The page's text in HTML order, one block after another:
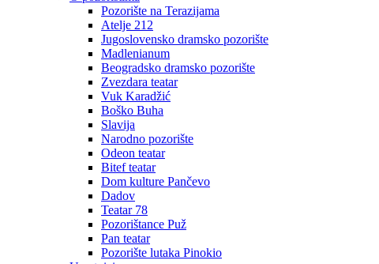
Pozorište na Terazijama
Atelje 212
Jugoslovensko dramsko pozorište
Madlenianum
Beogradsko dramsko pozorište
Zvezdara teatar
Vuk Karadžić
Boško Buha
Slavija
Narodno pozorište
Odeon teatar
Bitef teatar
Dom kulture Pančevo
Dadov
Teatar 78
Pozorištance Puž
Pan teatar
Pozorište lutaka Pinokio